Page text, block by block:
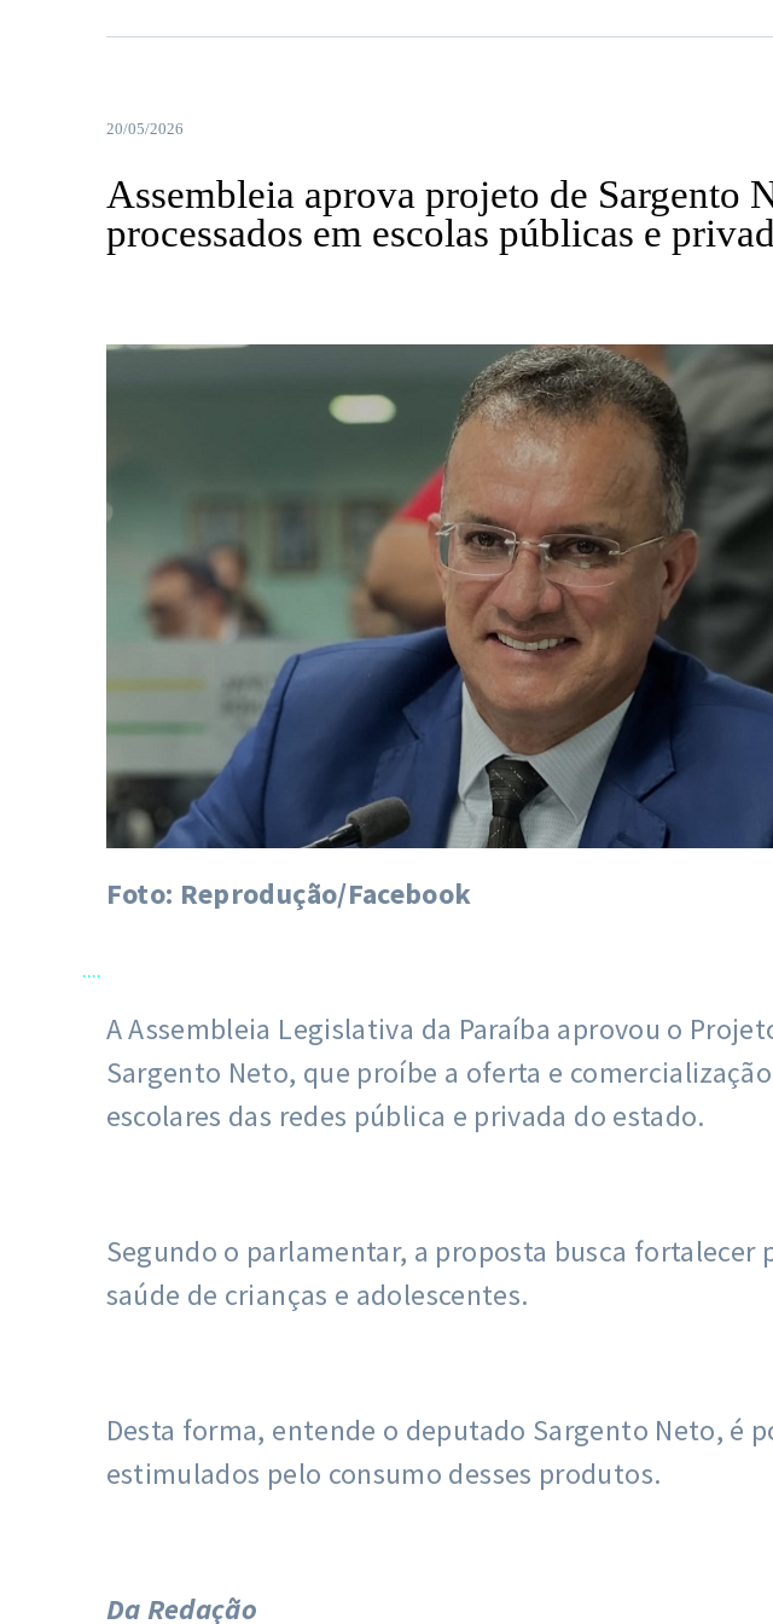
....
20/05/2026
Assembleia aprova projeto de Sargento
processados em escolas públicas e
Foto: Reprodução/Facebook
A Assembleia Legislativa da Paraíba aprovou o
Sargento Neto, que proíbe a oferta e
escolares das redes pública e privada do estado.
Segundo o parlamentar, a proposta busca
saúde de crianças e adolescentes.
Desta forma, entende o deputado Sargento Neto, é
estimulados pelo consumo desses produtos.
Da Redação